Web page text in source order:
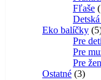
Fľaše
Eko balíčky 5
Pre deti
Pre
Pre
Ostatné 33